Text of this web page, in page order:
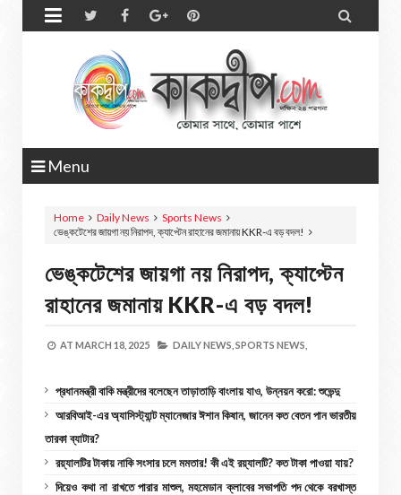
 
Menu
Home Daily News
Sports News
ভেঙ্কটেশের জায়গা নয় নিরাপদ, ক্যাপ্টেন রাহানের জমানায় KKR-এ বড় বদল!
ভেঙ্কটেশের জায়গা নয় নিরাপদ, ক্যাপ্টেন
রাহানের জমানায় KKR-এ বড় বদল!
AT MARCH 18, 2025 DAILY NEWS, SPORTS NEWS,
প্রধানমন্ত্রী বাকি মন্ত্রীদের বলেছেন তাড়াতাড়ি বাংলায় যাও, উন্নয়ন করো: শুভেন্দু
আরবিআই-এর অ্যাসিস্ট্যান্ট ম্যানেজার ঈশান কিষান, জানেন কত বেতন পান ভারতীয়
তারকা ব্যাটার?
রয়্যালটির টাকায় নাকি সংসার চলে মমতার! কী এই রয়্যালটি? কত টাকা পাওয়া যায়?
দিয়েও কথা না রাখতে পারার মাশুল, মহমেডান ক্লাবের সভাপতি পদ থেকে বরখাস্ত